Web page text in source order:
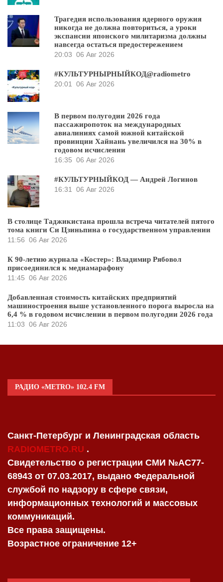
Трагедия использования ядерного оружия
никогда не должна повториться, а уроки
экспансии японского милитаризма должны
навсегда остаться предостережением
20:03 06 Авг 2026
#КУЛЬТУРНЫРНЫЙКОД@radiometro
20:01
06 Авг 2026
В первом полугодии 2026 года
пассажиропоток на международных
авиалиниях самой южной китайской
провинции Хайнань увеличился на 30% в
годовом исчислении
16:35 06 Авг 2026
#КУЛЬТУРНЫЙКОД — Андрей Логинов
16:31
06 Авг 2026
В столице Таджикистана прошла встреча читателей пятого
тома книги Си Цзиньпина о государственном управлении
11:56 06 Авг 2026
К 90-летию журнала «Костер»: Владимир Рябовол
присоединился к медиамарафону
11:45 06 Авг 2026
Добавленная стоимость китайских предприятий
машиностроения выше установленного порога выросла на
6,4 % в годовом исчислении в первом полугодии 2026 года
11:03 06 Авг 2026
РАДИО «METRO» 102.4 FM
Санкт-Петербург и Ленинградская область
RADIOMETRO.RU .
Свидетельство о регистрации СМИ №AC77-
68943 от 07.03.2017, выдано Федеральной
службой по надзору в сфере связи,
информационных технологий и массовых
коммуникаций.
Все права защищены.
Возрастное ограничение 12+